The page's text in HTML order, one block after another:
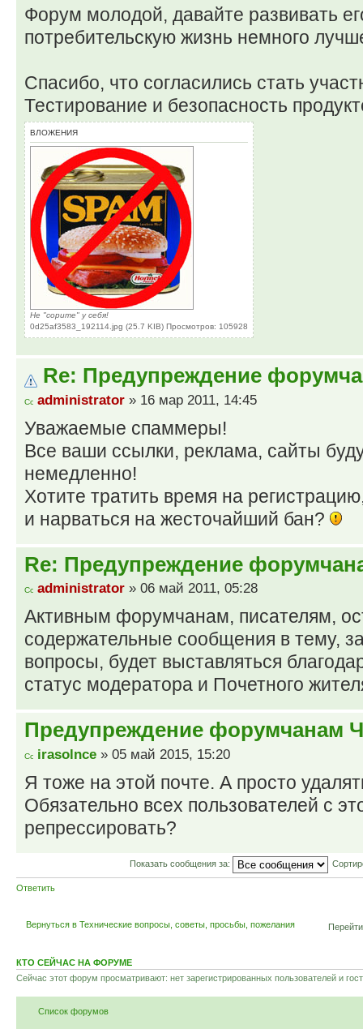
Форум молодой, давайте развивать
потребительскую жизнь немного
Спасибо, что согласились стать
Тестирование и безопасность
ВЛОЖЕНИЯ
Не "сорите" у себя!
0d25af3583_192114.jpg (25.7 KIB) Просмотров: 105928
Re: Предупреждение
administrator » 16 мар 2011, 14:45
Уважаемые спаммеры!
Все ваши ссылки, реклама, сайты
немедленно!
Хотите тратить время на
и нарваться на жесточайший бан?
Re: Предупреждение
administrator » 06 май 2011, 05:28
Активным форумчанам, писателям,
содержательные сообщения в тему,
вопросы, будет выставляться
статус модератора и Почетного
Предупреждение форумчанам
irasolnce » 05 май 2015, 15:20
Я тоже на этой почте. А просто
Обязательно всех пользователей с
репрессировать?
Показать сообщения за:
Ответить
Вернуться в Технические вопросы, советы, просьбы, пожелания
КТО СЕЙЧАС НА ФОРУМЕ
Сейчас этот форум просматривают: нет зарегистрированных пользователей и
Список форумов